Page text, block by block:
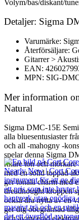
Volym/bas/diskant/
Detaljer: Sigma
Varumärke:
Återförsäljare:
Gitarrer >
EAN:
MPN: SIG-
Mer information
Natural
Sigma DMC-15E
alla bluesentusiaster
och all -mahogny -
spelar denna Sigma
rikare ton och
med en solid toppad
ger tonala charm med
dreadnought kroppen
också dra nytta av en
ger dig obegränsad